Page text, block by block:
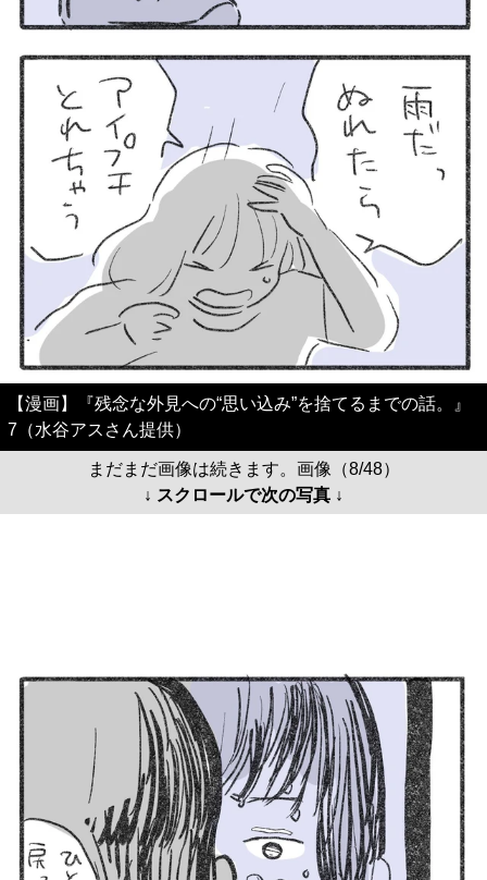
【漫画】『残念な外見への“思い込み”を捨てるまでの話。』
7（水谷アスさん提供）
まだまだ画像は続きます。画像（8/48）
↓ スクロールで次の写真 ↓